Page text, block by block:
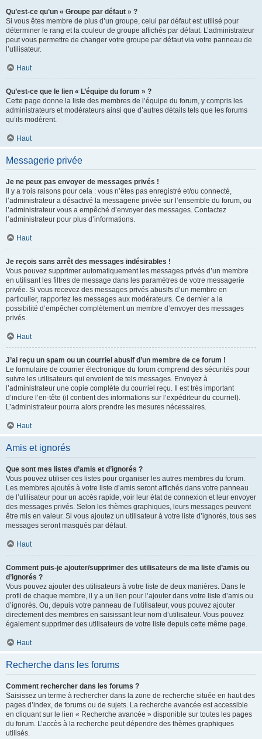
Qu’est-ce qu’un « Groupe par défaut » ?
Si vous êtes membre de plus d’un groupe, celui par défaut est utilisé pour
déterminer le rang et la couleur de groupe affichés par défaut. L’administrateur
peut vous permettre de changer votre groupe par défaut via votre panneau de
l’utilisateur.
Haut
Qu’est-ce que le lien « L’équipe du forum » ?
Cette page donne la liste des membres de l’équipe du forum, y compris les
administrateurs et modérateurs ainsi que d’autres détails tels que les forums
qu’ils modèrent.
Haut
Messagerie privée
Je ne peux pas envoyer de messages privés !
Il y a trois raisons pour cela : vous n’êtes pas enregistré et/ou connecté,
l’administrateur a désactivé la messagerie privée sur l’ensemble du forum, ou
l’administrateur vous a empêché d’envoyer des messages. Contactez
l’administrateur pour plus d’informations.
Haut
Je reçois sans arrêt des messages indésirables !
Vous pouvez supprimer automatiquement les messages privés d’un membre
en utilisant les filtres de message dans les paramètres de votre messagerie
privée. Si vous recevez des messages privés abusifs d’un membre en
particulier, rapportez les messages aux modérateurs. Ce dernier a la
possibilité d’empêcher complètement un membre d’envoyer des messages
privés.
Haut
J’ai reçu un spam ou un courriel abusif d’un membre de ce forum !
Le formulaire de courrier électronique du forum comprend des sécurités pour
suivre les utilisateurs qui envoient de tels messages. Envoyez à
l’administrateur une copie complète du courriel reçu. Il est très important
d’inclure l’en-tête (il contient des informations sur l’expéditeur du courriel).
L’administrateur pourra alors prendre les mesures nécessaires.
Haut
Amis et ignorés
Que sont mes listes d’amis et d’ignorés ?
Vous pouvez utiliser ces listes pour organiser les autres membres du forum.
Les membres ajoutés à votre liste d’amis seront affichés dans votre panneau
de l’utilisateur pour un accès rapide, voir leur état de connexion et leur envoyer
des messages privés. Selon les thèmes graphiques, leurs messages peuvent
être mis en valeur. Si vous ajoutez un utilisateur à votre liste d’ignorés, tous ses
messages seront masqués par défaut.
Haut
Comment puis-je ajouter/supprimer des utilisateurs de ma liste d’amis ou
d’ignorés ?
Vous pouvez ajouter des utilisateurs à votre liste de deux manières. Dans le
profil de chaque membre, il y a un lien pour l’ajouter dans votre liste d’amis ou
d’ignorés. Ou, depuis votre panneau de l’utilisateur, vous pouvez ajouter
directement des membres en saisissant leur nom d’utilisateur. Vous pouvez
également supprimer des utilisateurs de votre liste depuis cette même page.
Haut
Recherche dans les forums
Comment rechercher dans les forums ?
Saisissez un terme à rechercher dans la zone de recherche située en haut des
pages d’index, de forums ou de sujets. La recherche avancée est accessible
en cliquant sur le lien « Recherche avancée » disponible sur toutes les pages
du forum. L’accès à la recherche peut dépendre des thèmes graphiques
utilisés.